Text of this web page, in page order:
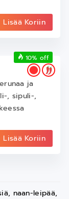
Lisää Koriin
ja
, sipuli-,
Lisää Koriin
10% off
naan-leipää,